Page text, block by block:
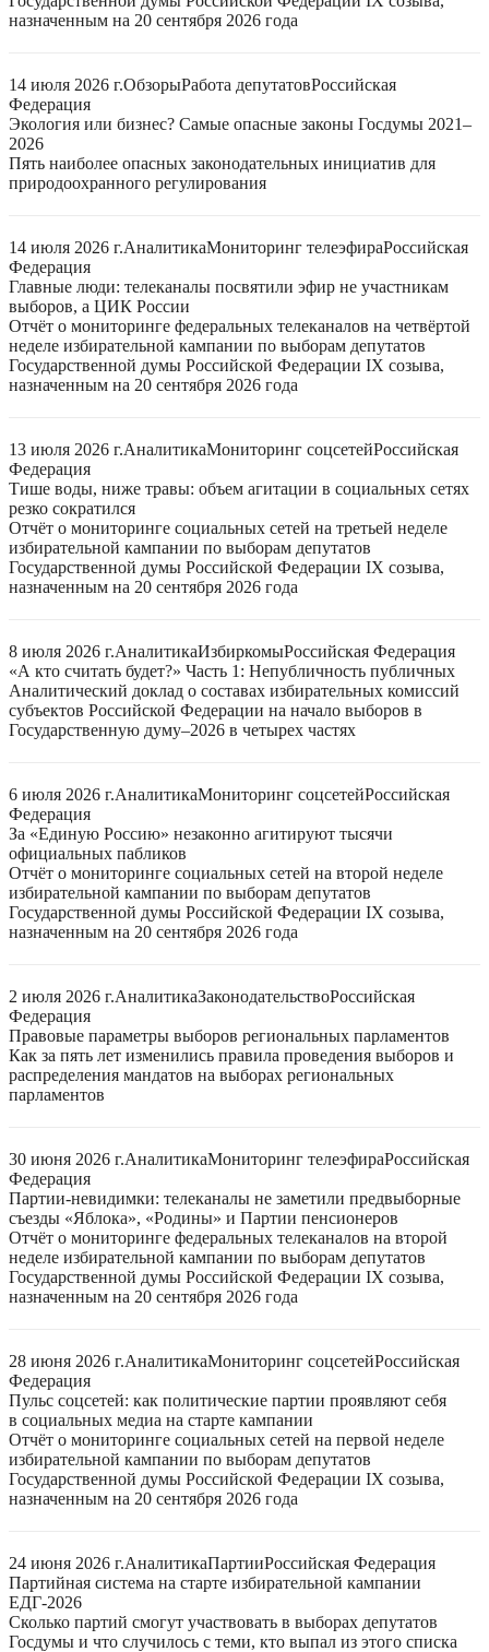
назначенным на 20 сентября 2026 года
14 июля 2026 г.ОбзорыРабота депутатовРоссийская
Федерация
Экология или бизнес? Самые опасные законы Госдумы 2021–
2026
Пять наиболее опасных законодательных инициатив для
природоохранного регулирования
14 июля 2026 г.АналитикаМониторинг телеэфираРоссийская
Федерация
Главные люди: телеканалы посвятили эфир не участникам
выборов, а ЦИК России
Отчёт о мониторинге федеральных телеканалов на четвёртой
неделе избирательной кампании по выборам депутатов
Государственной думы Российской Федерации IX созыва,
назначенным на 20 сентября 2026 года
13 июля 2026 г.АналитикаМониторинг соцсетейРоссийская
Федерация
Тише воды, ниже травы: объем агитации в социальных сетях
резко сократился
Отчёт о мониторинге социальных сетей на третьей неделе
избирательной кампании по выборам депутатов
Государственной думы Российской Федерации IX созыва,
назначенным на 20 сентября 2026 года
8 июля 2026 г.АналитикаИзбиркомыРоссийская Федерация
«А кто считать будет?» Часть 1: Непубличность публичных
Аналитический доклад о составах избирательных комиссий
субъектов Российской Федерации на начало выборов в
Государственную думу–2026 в четырех частях
6 июля 2026 г.АналитикаМониторинг соцсетейРоссийская
Федерация
За «Единую Россию» незаконно агитируют тысячи
официальных пабликов
Отчёт о мониторинге социальных сетей на второй неделе
избирательной кампании по выборам депутатов
Государственной думы Российской Федерации IX созыва,
назначенным на 20 сентября 2026 года
2 июля 2026 г.АналитикаЗаконодательствоРоссийская
Федерация
Правовые параметры выборов региональных парламентов
Как за пять лет изменились правила проведения выборов и
распределения мандатов на выборах региональных
парламентов
30 июня 2026 г.АналитикаМониторинг телеэфираРоссийская
Федерация
Партии-невидимки: телеканалы не заметили предвыборные
съезды «Яблока», «Родины» и Партии пенсионеров
Отчёт о мониторинге федеральных телеканалов на второй
неделе избирательной кампании по выборам депутатов
Государственной думы Российской Федерации IX созыва,
назначенным на 20 сентября 2026 года
28 июня 2026 г.АналитикаМониторинг соцсетейРоссийская
Федерация
Пульс соцсетей: как политические партии проявляют себя
в социальных медиа на старте кампании
Отчёт о мониторинге социальных сетей на первой неделе
избирательной кампании по выборам депутатов
Государственной думы Российской Федерации IX созыва,
назначенным на 20 сентября 2026 года
24 июня 2026 г.АналитикаПартииРоссийская Федерация
Партийная система на старте избирательной кампании
ЕДГ-2026
Сколько партий смогут участвовать в выборах депутатов
Госдумы и что случилось с теми, кто выпал из этого списка